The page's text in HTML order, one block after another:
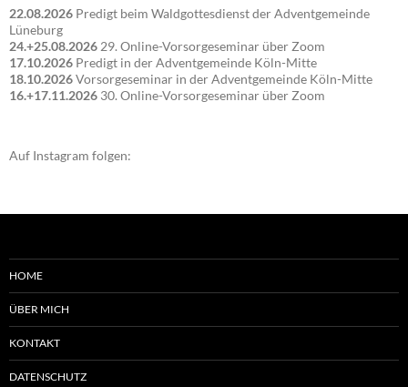
22.08.2026 Predigt beim Waldgottesdienst der Adventgemeinde
Lüneburg
24.+25.08.2026 29. Online-Vorsorgeseminar über Zoom
17.10.2026 Predigt in der Adventgemeinde Köln-Mitte
18.10.2026Vorsorgeseminar in der Adventgemeinde Köln-Mitte
16.+17.11.2026 30. Online-Vorsorgeseminar über Zoom
Auf Instagram folgen:
HOME
ÜBER MICH
KONTAKT
DATENSCHUTZ